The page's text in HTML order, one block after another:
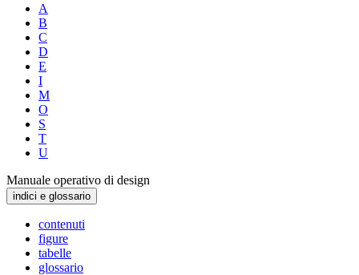
A
B
C
D
E
I
M
O
S
T
U
Manuale operativo di design
indici e glossario
contenuti
figure
tabelle
glossario